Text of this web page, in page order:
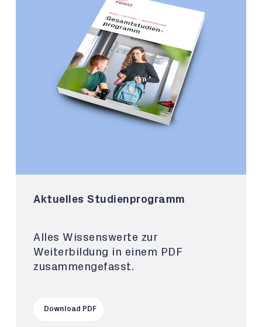
Aktuelles Studienprogramm
Alles Wissenswerte zur
Weiterbildung in einem PDF
zusammengefasst.
Download PDF